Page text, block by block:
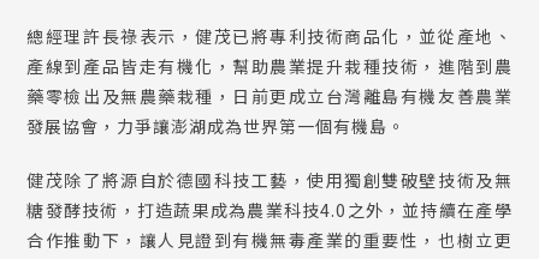
總經理許長祿表示，健茂已將專利技術商品化，並從產地、
產線到產品皆走有機化，幫助農業提升栽種技術，進階到農
藥零檢出及無農藥栽種，日前更成立台灣離島有機友善農業
發展協會，力爭讓澎湖成為世界第一個有機島。
健茂除了將源自於德國科技工藝，使用獨創雙破壁技術及無
糖發酵技術，打造蔬果成為農業科技4.0之外，並持續在產學
合作推動下，讓人見證到有機無毒產業的重要性，也樹立更